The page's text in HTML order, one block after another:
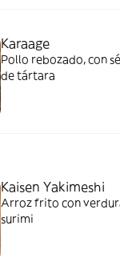
Karaage
Pollo rebozado, con
de tártara
Kaisen Yakimeshi
Arroz frito con
surimi